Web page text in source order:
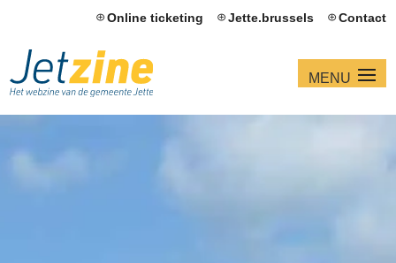
Online ticketing Jette.brussels Contact